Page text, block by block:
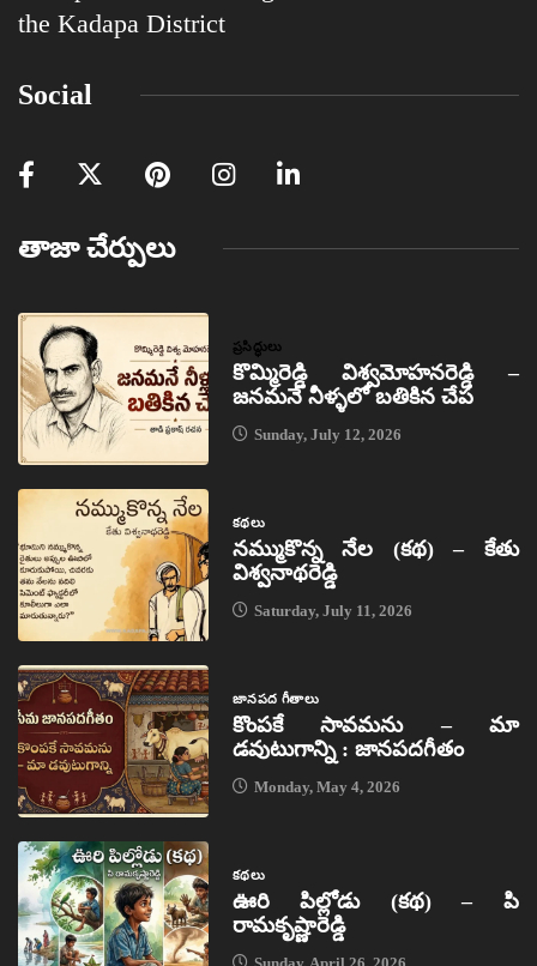
the Kadapa District
Social
తాజా చేర్పులు
ప్రసిద్ధులు
కొమ్మిరెడ్డి విశ్వమోహనరెడ్డి –
జనమనే నీళ్ళలో బతికిన చేప
Sunday, July 12, 2026
కథలు
నమ్ముకొన్న నేల (కథ) – కేతు
విశ్వనాథరెడ్డి
Saturday, July 11, 2026
జానపద గీతాలు
కొంపకే సావమను – మా
డవుటుగాన్ని : జానపదగీతం
Monday, May 4, 2026
కథలు
ఊరి పిల్లోడు (కథ) – పి
రామకృష్ణారెడ్డి